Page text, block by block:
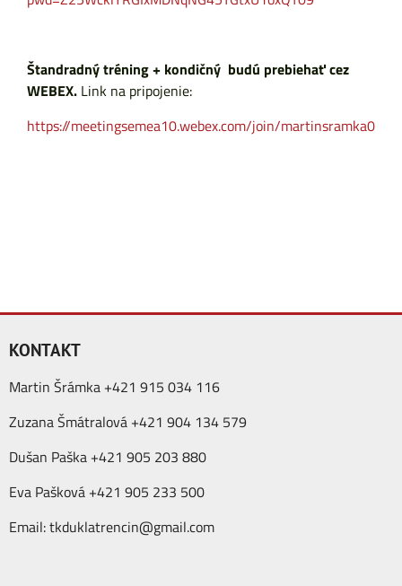
Štandradný tréning + kondičný budú prebiehať cez
WEBEX. Link na pripojenie:
https://meetingsemea10.webex.com/join/martinsramka0
KONTAKT
Martin Šrámka +421 915 034 116
Zuzana Šmátralová +421 904 134 579
Dušan Paška +421 905 203 880
Eva Pašková +421 905 233 500
Email:tkduklatrencin@gmail.com